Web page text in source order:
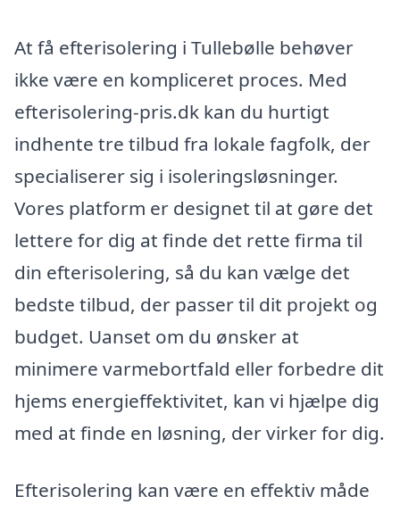
At få efterisolering i Tullebølle behøver
ikke være en kompliceret proces. Med
efterisolering-pris.dk kan du hurtigt
indhente tre tilbud fra lokale fagfolk, der
specialiserer sig i isoleringsløsninger.
Vores platform er designet til at gøre det
lettere for dig at finde det rette firma til
din efterisolering, så du kan vælge det
bedste tilbud, der passer til dit projekt og
budget. Uanset om du ønsker at
minimere varmebortfald eller forbedre dit
hjems energieffektivitet, kan vi hjælpe dig
med at finde en løsning, der virker for dig.
Efterisolering kan være en effektiv måde